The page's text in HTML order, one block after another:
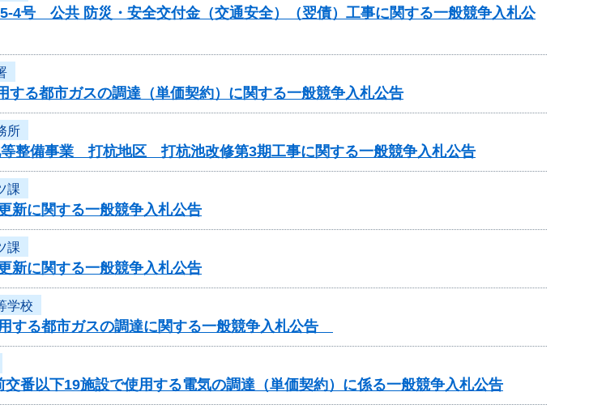
5-4号 公共 防災・安全交付金（交通安全）（翌債）工事に関する一般競争入札公
する都市ガスの調達（単価契約）に関する一般競争入札公告
所
等整備事業 打杭地区 打杭池改修第3期工事に関する一般競争入札公告
課
新に関する一般競争入札公告
課
新に関する一般競争入札公告
学校
する都市ガスの調達に関する一般競争入札公告
番以下19施設で使用する電気の調達（単価契約）に係る一般競争入札公告